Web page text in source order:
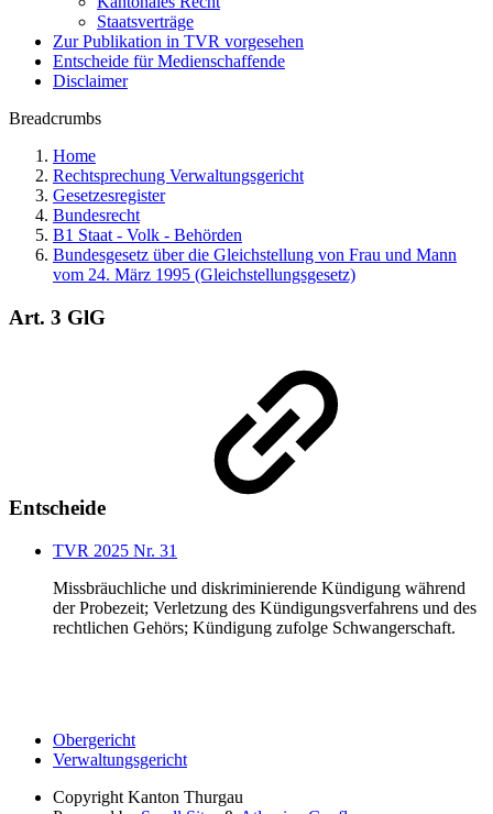
Staatsverträge
Zur Publikation in TVR vorgesehen
Entscheide für Medienschaffende
Disclaimer
Breadcrumbs
Home
Rechtsprechung Verwaltungsgericht
Gesetzesregister
Bundesrecht
B1 Staat - Volk - Behörden
Bundesgesetz über die Gleichstellung von Frau und Mann
vom 24. März 1995 (Gleichstellungsgesetz)
Art. 3 GlG
Entscheide
TVR 2025 Nr. 31
Missbräuchliche und diskriminierende Kündigung während
der Probezeit; Verletzung des Kündigungsverfahrens und des
rechtlichen Gehörs; Kündigung zufolge Schwangerschaft.
Obergericht
Verwaltungsgericht
Copyright Kanton Thurgau